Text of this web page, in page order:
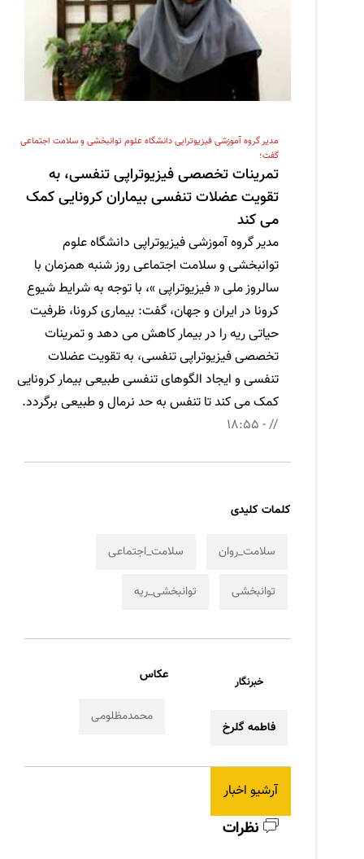
مدیر گروه آموزشی فیزیوتراپی دانشگاه علوم توانبخشی و سلامت اجتماعی
گفت؛
تمرینات تخصصی فیزیوتراپی تنفسی، به
تقویت عضلات تنفسی بیماران کرونایی کمک
می کند
مدیر گروه آموزشی فیزیوتراپی دانشگاه علوم
توانبخشی و سلامت اجتماعی روز شنبه همزمان با
سالروز ملی « فیزیوتراپی »، با توجه به شرایط شیوع
کرونا در ایران و جهان، گفت: بیماری کرونا، ظرفیت
حیاتی ریه را در بیمار کاهش می دهد و تمرینات
تخصصی فیزیوتراپی تنفسی، به تقویت عضلات
تنفسی و ایجاد الگوهای تنفسی طبیعی بیمار کرونایی
کمک می کند تا تنفس به حد نرمال و طبیعی برگردد.
// - 18:55
کلمات کلیدی
سلامت_روان سلامت_اجتماعی
توانبخشی توانبخشی_ریه
خبرنگار
فاطمه گلرخ
عکاس
محمدمظلومی
آرشیو اخبار
نظرات